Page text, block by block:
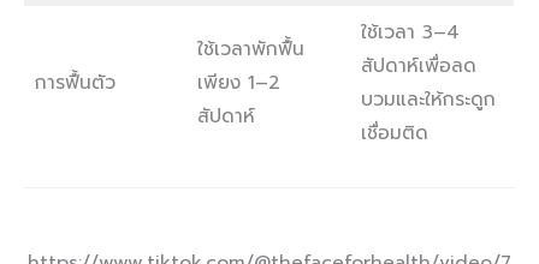
การฟื้นตัว
ใช้เวลาพักฟื้น
เพียง 1–2
สัปดาห์
ใช้เวลา 3–4
สัปดาห์เพื่อลด
บวมและให้กระดูก
เชื่อมติด